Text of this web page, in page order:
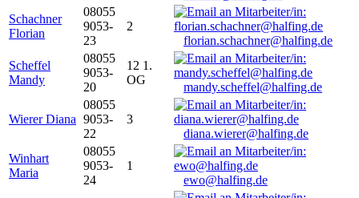
Schachner
Florian
08055
9053-
23
2
florian.schachner@halfing.de
Scheffel
Mandy
08055
9053-
20
12 1.
OG
mandy.scheffel@halfing.de
Wierer Diana
08055
9053-
22
3
diana.wierer@halfing.de
Winhart
Maria
08055
9053-
24
1
ewo@halfing.de